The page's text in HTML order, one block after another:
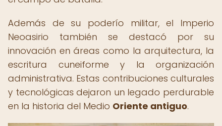
Además de su poderío militar, el Imperio
Neoasirio también se destacó por su
innovación en áreas como la arquitectura, la
escritura cuneiforme y la organización
administrativa. Estas contribuciones culturales
y tecnológicas dejaron un legado perdurable
en la historia del Medio Oriente antiguo.